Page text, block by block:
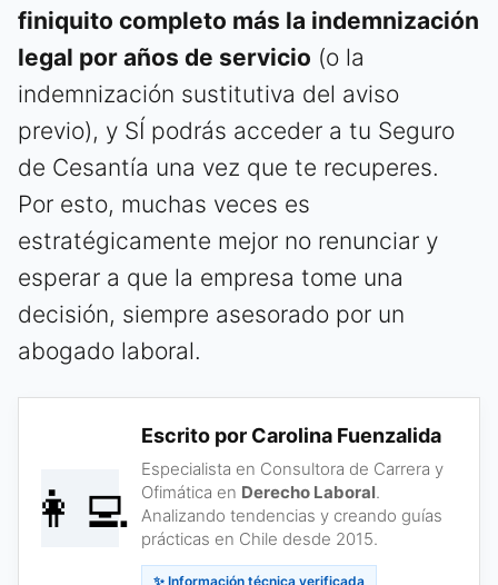
finiquito completo más la indemnización
legal por años de servicio (o la
indemnización sustitutiva del aviso
previo), y SÍ podrás acceder a tu Seguro
de Cesantía una vez que te recuperes.
Por esto, muchas veces es
estratégicamente mejor no renunciar y
esperar a que la empresa tome una
decisión, siempre asesorado por un
abogado laboral.
👩‍💻
Escrito por Carolina Fuenzalida
Especialista en Consultora de Carrera y
Ofimática en Derecho Laboral.
Analizando tendencias y creando guías
prácticas en Chile desde 2015.
✨ Información técnica verificada